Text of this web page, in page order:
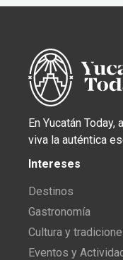
En Yucatán
viva la auténtica
Intereses
Destinos
Gastronomía
Cultura y
Eventos y